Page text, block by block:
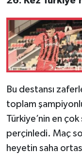
​Bu destansı
toplam
Türkiye’nin en çok
perçinledi. Maç
heyetin saha